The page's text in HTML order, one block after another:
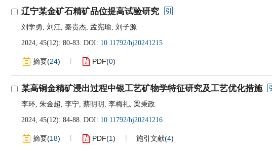
辽宁某金矿石精矿品位提高试验研究
刘学勇, 刘江, 秦贵杰, 孟宪瑜, 刘子源
2024, 45(12): 80-83. DOI: 10.11792/hj20241215
摘要(24) PDF(0)
某高铜金精矿浸出过程中银工艺矿物学特征研究及工艺优化措施
李环, 朱金超 , 李宁, 蔡明明 , 李梅礼, 梁秉政
2024, 45(12): 84-88. DOI: 10.11792/hj20241216
摘要(18) PDF(1) 施引文献(4)